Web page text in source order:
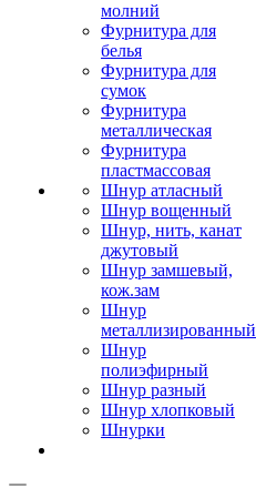
молний
Фурнитура для
белья
Фурнитура для
сумок
Фурнитура
металлическая
Фурнитура
пластмассовая
Шнур атласный
Шнур вощенный
Шнур, нить, канат
джутовый
Шнур замшевый,
кож.зам
Шнур
металлизированный
Шнур
полиэфирный
Шнур разный
Шнур хлопковый
Шнурки